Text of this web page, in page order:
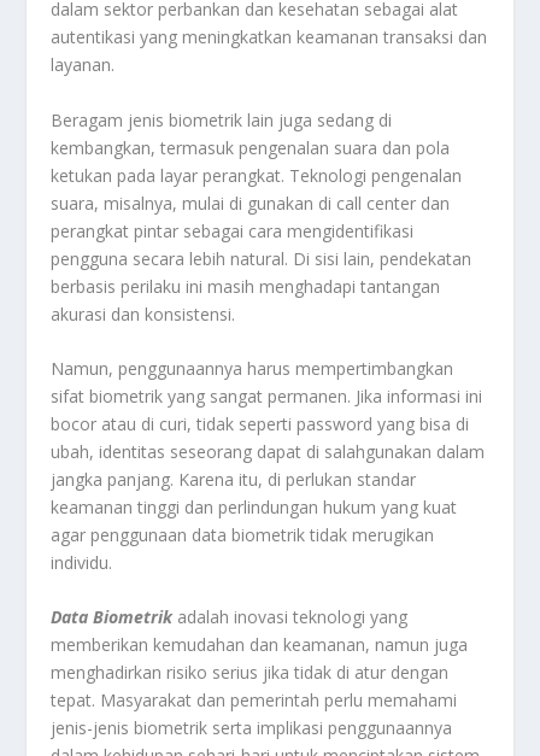
dalam sektor perbankan dan kesehatan sebagai alat
autentikasi yang meningkatkan keamanan transaksi dan
layanan.
Beragam jenis biometrik lain juga sedang di
kembangkan, termasuk pengenalan suara dan pola
ketukan pada layar perangkat. Teknologi pengenalan
suara, misalnya, mulai di gunakan di call center dan
perangkat pintar sebagai cara mengidentifikasi
pengguna secara lebih natural. Di sisi lain, pendekatan
berbasis perilaku ini masih menghadapi tantangan
akurasi dan konsistensi.
Namun, penggunaannya harus mempertimbangkan
sifat biometrik yang sangat permanen. Jika informasi ini
bocor atau di curi, tidak seperti password yang bisa di
ubah, identitas seseorang dapat di salahgunakan dalam
jangka panjang. Karena itu, di perlukan standar
keamanan tinggi dan perlindungan hukum yang kuat
agar penggunaan data biometrik tidak merugikan
individu.
Data Biometrik adalah inovasi teknologi yang
memberikan kemudahan dan keamanan, namun juga
menghadirkan risiko serius jika tidak di atur dengan
tepat. Masyarakat dan pemerintah perlu memahami
jenis-jenis biometrik serta implikasi penggunaannya